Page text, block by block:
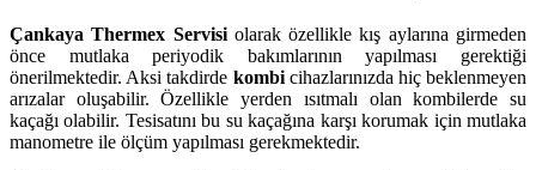
ÇankayaThermex Servisi olarak özellikle kış aylarına girmeden
önce mutlaka periyodik bakımlarının yapılması gerektiği
önerilmektedir. Aksi takdirde kombicihazlarınızda hiç beklenmeyen
arızalar oluşabilir. Özellikle yerden ısıtmalı olan kombilerde su
kaçağı olabilir. Tesisatını bu su kaçağına karşı korumak için mutlaka
manometre ile ölçüm yapılması gerekmektedir.